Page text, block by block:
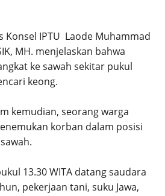
Konsel IPTU Laode Muhammad
MH. menjelaskan bahwa
ke sawah sekitar pukul
keong.
kemudian, seorang warga
korban dalam posisi
13.30 WITA datang saudara
pekerjaan tani, suku Jawa,